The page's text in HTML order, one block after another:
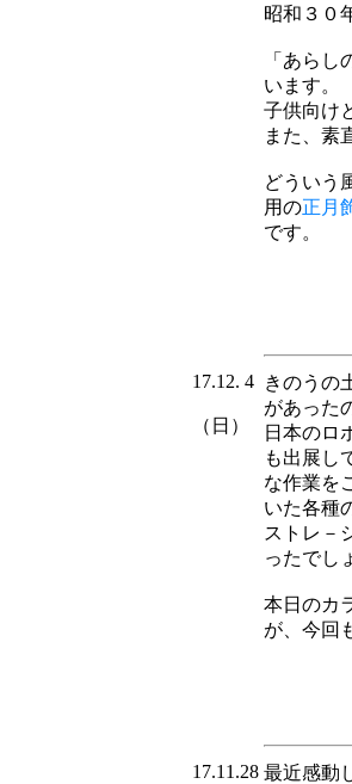
昭和３０
「あら
います。
子供向け
また、素
どういう
用の正月
です。
17.12. 4
（日）
きのうの
があった
日本のロ
も出展し
な作業を
いた各種
ストレ－
ったでし
本日のカ
が、今回
17.11.28 最近感動